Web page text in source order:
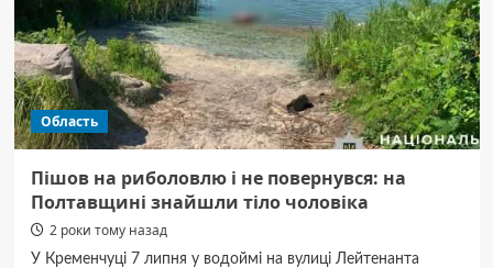
Область
Пішов на риболовлю і не повернувся: на
Полтавщині знайшли тіло чоловіка
2 роки тому назад
У Кременчуці 7 липня у водоймі на вулиці Лейтенанта